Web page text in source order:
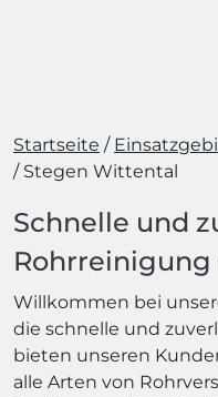
Startseite
Stegen Wittental
Schnelle und
Willkommen bei
die schnelle und
bieten unseren
alle Arten von